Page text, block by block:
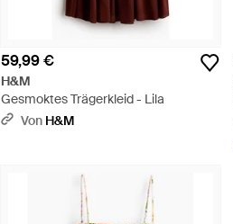
59,99 €
H&M
Gesmoktes Trägerkleid - Lila
Von H&M